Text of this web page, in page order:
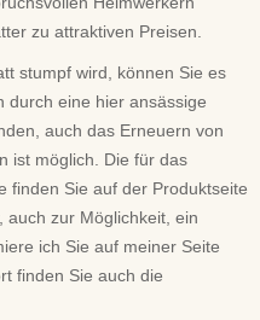
zu attraktiven Preisen.
stumpf wird, können Sie es
durch eine hier ansässige
auch das Erneuern von
ist möglich. Die für das
finden Sie auf der Produktseite
auch zur Möglichkeit, ein
ich Sie auf meiner Seite
finden Sie auch die